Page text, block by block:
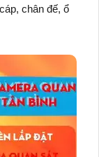
chân đế, ổ